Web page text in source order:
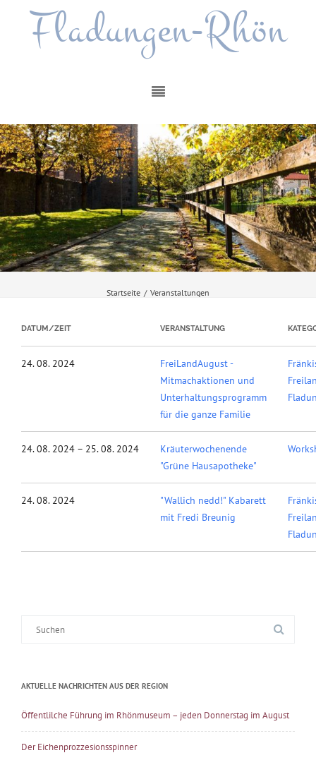
Fladungen-Rhön
Startseite / Veranstaltungen
DATUM/ZEIT VERANSTALTUNG
24. 08. 2024
FreiLandAugust -
Mitmachaktionen und
Unterhaltungsprogramm
für die ganze Familie
24. 08. 2024 – 25. 08. 2024
Kräuterwochenende
"Grüne Hausapotheke"
24. 08. 2024
"Wallich nedd!" Kabarett
mit Fredi Breunig
AKTUELLE NACHRICHTEN AUS DER REGION
Öffentlilche Führung im Rhönmuseum – jeden Donnerstag im August
Der Eichenprozzesionsspinner